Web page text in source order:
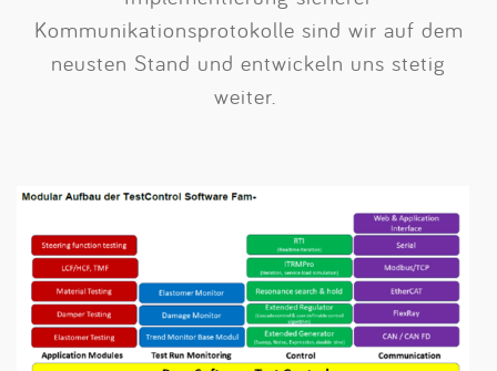
Kommunikationsprotokolle sind wir auf dem
neusten Stand und entwickeln uns stetig
weiter.